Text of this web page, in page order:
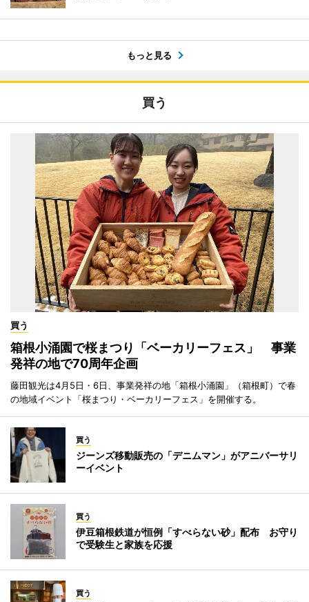
もっと見る
買う
買う
箱根小涌園で桜まつり「ベーカリーフェス」 事業
発祥の地で70周年企画
藤田観光は4月5日・6日、事業発祥の地「箱根小涌園」（箱根町）で春
の地域イベント「桜まつり・ベーカリーフェス」を開催する。
買う
ジーンズ移動販売の「デニムマン」がアニバーサリ
ーイベント
買う
伊豆箱根鉄道が恒例「すべらない砂」配布 お守り
で受験生と家族を応援
買う